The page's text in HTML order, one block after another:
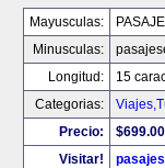
Mayusculas:
Minusculas:
Longitud:
15
Categorias:
Precio:
$699.00
Visitar!